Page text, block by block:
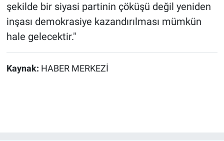
şekilde bir siyasi partinin çöküşü değil yeniden
inşası demokrasiye kazandırılması mümkün
hale gelecektir."
Kaynak: HABER MERKEZİ